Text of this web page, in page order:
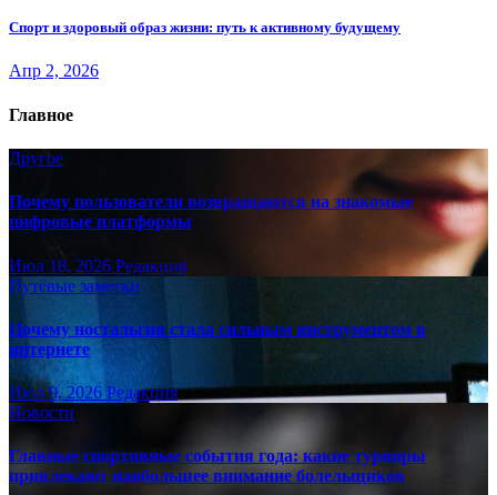
Спорт и здоровый образ жизни: путь к активному будущему
Апр 2, 2026
Главное
Другое
Почему пользователи возвращаются на знакомые
цифровые платформы
Июл 18, 2026 Редакция
Путёвые заметки
Почему ностальгия стала сильным инструментом в
интернете
Июл 9, 2026 Редакция
Новости
Главные спортивные события года: какие турниры
привлекают наибольшее внимание болельщиков